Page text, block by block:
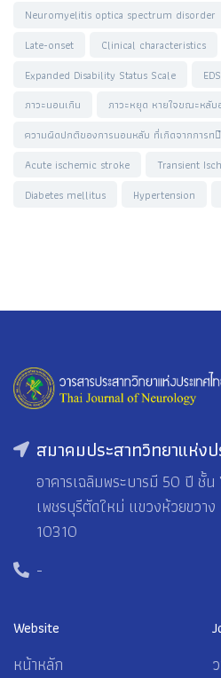
Neuromyelitis optica spectrum disorder
Late-onset
Clinical characteristics
Expanded Disability Status Scale
ภาวะนอนเกิน
ภาวะหยุด หายใจขณะหลับ
ความผิดปกติของการนอนหลับ ที่เกิดจากการท􀄬
Acute ischemic stroke
Transient
Diabetes mellitus
Hypertension
สมาคมประสาทวิทยาแห่งป
อาคารเฉลิมพระบารมี 50 ปี ชั้
เพชรบุรีตัดใหม่ แขวงห้วยขวา
10310
-
Website
หน้าหลัก